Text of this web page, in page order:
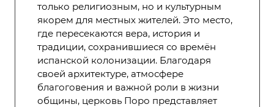
только религиозным, но и культурным
якорем для местных жителей. Это место,
где пересекаются вера, история и
традиции, сохранившиеся со времён
испанской колонизации. Благодаря
своей архитектуре, атмосфере
благоговения и важной роли в жизни
общины, церковь Поро представляет